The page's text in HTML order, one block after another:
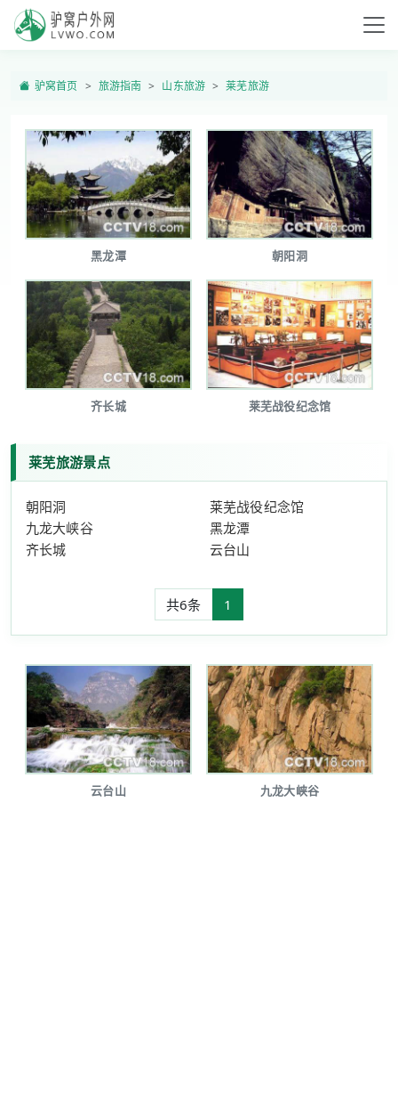
驴窝首页 旅游指南 山东旅游 莱芜旅游
黑龙潭 朝阳洞
齐长城 莱芜战役纪念馆
莱芜旅游景点
朝阳洞
莱芜战役纪念馆
九龙大峡谷
黑龙潭
齐长城
云台山
共6条 1
云台山 九龙大峡谷